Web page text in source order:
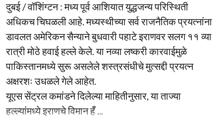
दुबई / वॉशिंग्टन : मध्य पूर्व आशियात युद्धजन्य परिस्थिती
अधिकच चिघळली आहे. मध्यस्थीच्या सर्व राजनैतिक प्रयत्नांना
डावलत अमेरिकन सैन्याने बुधवारी पहाटे इराणवर सलग ११ व्या
रात्री मोठे हवाई हल्ले केले. या नव्या लष्करी कारवाईमुळे
पाकिस्तानमध्ये सुरू असलेले शस्त्रसंधीचे मुत्सद्दी प्रयत्न
अक्षरशः उधळले गेले आहेत.
यूएस सेंट्रल कमांडने दिलेल्या माहितीनुसार, या ताज्या
हल्ल्यांमध्ये इराणचे विमान हँ ...